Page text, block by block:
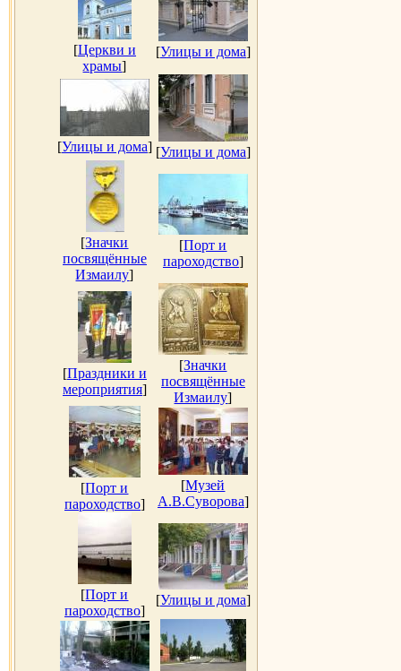
[Церкви и
храмы]
[Улицы и дома]
[Улицы и дома] [Улицы и дома]
[Значки
посвящённые
Измаилу]
[Порт и
пароходство]
[Праздники и
мероприятия]
[Значки
посвящённые
Измаилу]
[Порт и
пароходство]
[Музей
А.В.Суворова]
[Порт и
пароходство]
[Улицы и дома]